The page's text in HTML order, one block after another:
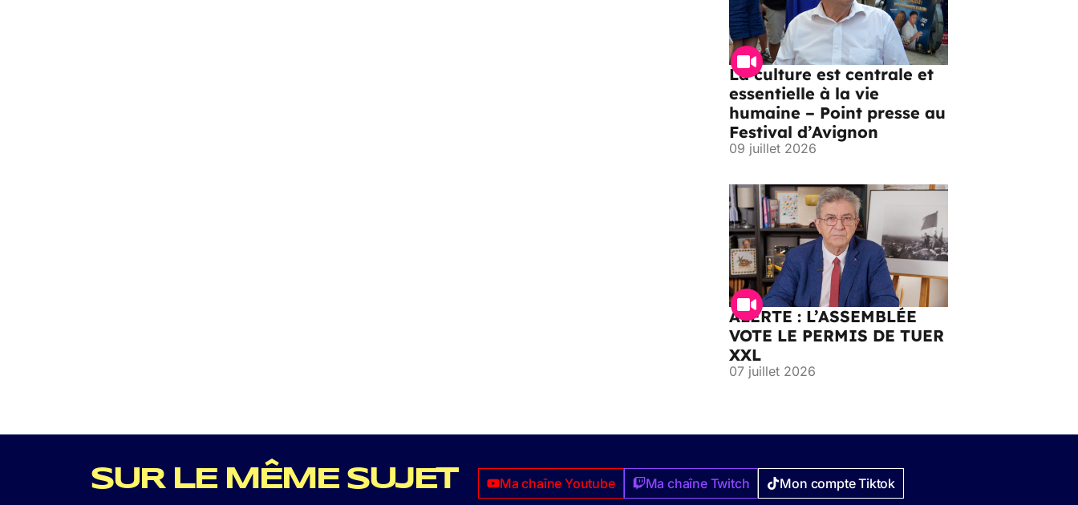
La culture est centrale et
essentielle à la vie
humaine – Point presse au
Festival d’Avignon
09 juillet 2026
ALERTE : L’ASSEMBLÉE
VOTE LE PERMIS DE TUER
XXL
07 juillet 2026
SUR LE MÊME SUJET Ma chaîne Youtube Ma chaîne Twitch Mon compte Tiktok